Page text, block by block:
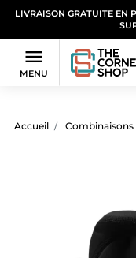
LIVRAISON GRATUITE EN

MENU
Accueil Combinaisons